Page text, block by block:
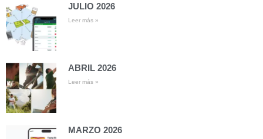
JULIO 2026
Leer más »
ABRIL 2026
Leer más »
MARZO 2026